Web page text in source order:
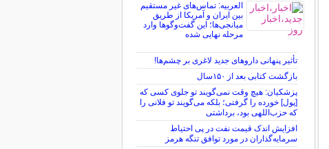
العربیه: تماس‌های غیر مستقیم
بین ایران و آمریکا از طریق
میانجی‌ها؛ این گفت‌و‌گو‌ها وارد
مرحله نهایی شده
تأثیر پنهانی داروهای جدید لاغری بر چشم‌ها!
بازگشت کتابی بعد از ۱۵۰سال
پزشکیان: هیچ وقت نمی‌گویند تو جلوی کسی که
[پول] خورده را گرفتی؛ بلکه می‌گویند تو فلانی را
که حزب‌اللهی بود، برداشتی
افزایش اندک قیمت نفت در پی احتیاط
سرمایه‌گذاران در مورد توافق تنگه هرمز